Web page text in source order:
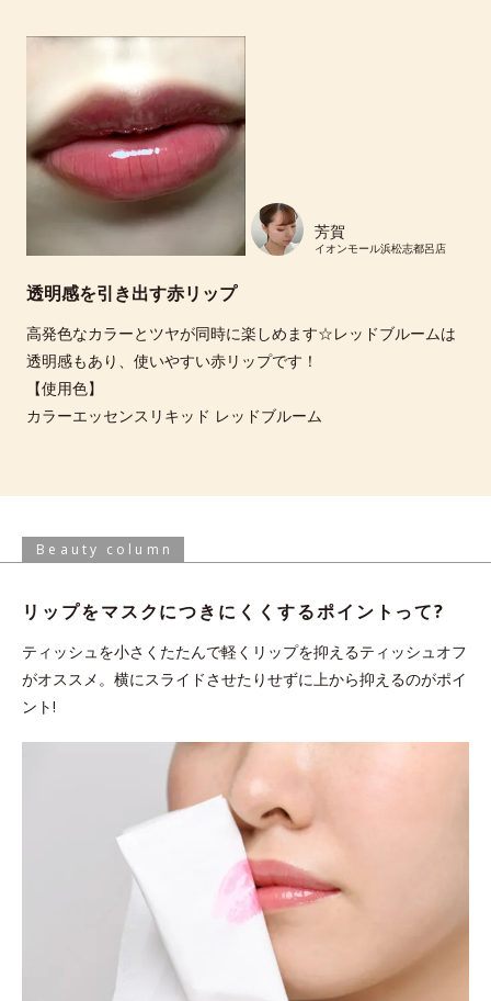
芳賀
イオンモール浜松志都呂店
透明感を引き出す赤リップ
高発色なカラーとツヤが同時に楽しめます☆レッドブルームは
透明感もあり、使いやすい赤リップです！
【使用色】
カラーエッセンスリキッド レッドブルーム
Beauty column
リップをマスクにつきにくくするポイントって?
ティッシュを小さくたたんで軽くリップを抑えるティッシュオフ
がオススメ。横にスライドさせたりせずに上から抑えるのがポイ
ント!